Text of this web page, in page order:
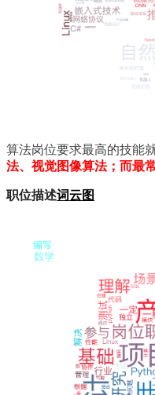
算法岗位要求最高的技能
法、视觉图像算法；而最
职位描述词云图